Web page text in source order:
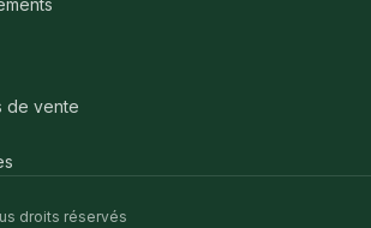
de vente
droits réservés